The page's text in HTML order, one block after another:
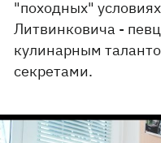
"походных"
Литвинковича -
кулинарным
секретами.